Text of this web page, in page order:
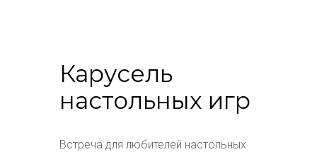
Карусель
настольных игр
Встреча для любителей настольных